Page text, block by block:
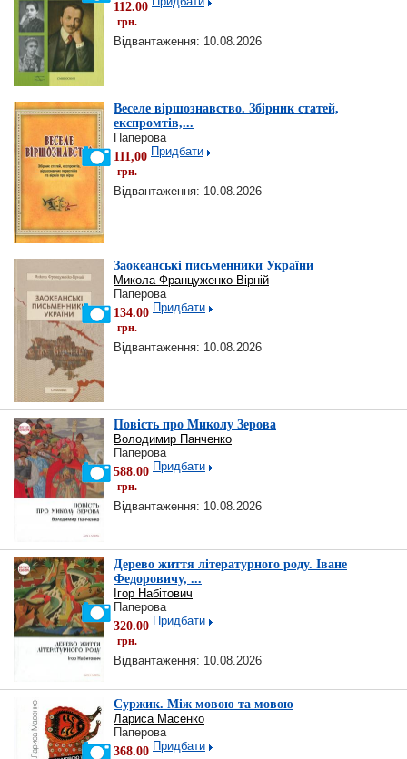
112.00
грн.
Відвантаження: 10.08.2026
Веселе віршознавство. Збірник статей,
експромтів,...
Паперова
111,00
грн.
Придбати
Відвантаження: 10.08.2026
Заокеанські письменники України
Микола Француженко-Вірній
Паперова
134.00
грн.
Придбати
Відвантаження: 10.08.2026
Повість про Миколу Зерова
Володимир Панченко
Паперова
588.00
грн.
Придбати
Відвантаження: 10.08.2026
Дерево життя літературного роду. Іване
Федоровичу, ...
Ігор Набітович
Паперова
320.00
грн.
Придбати
Відвантаження: 10.08.2026
Суржик. Між мовою та мовою
Лариса Масенко
Паперова
368.00 Придбати